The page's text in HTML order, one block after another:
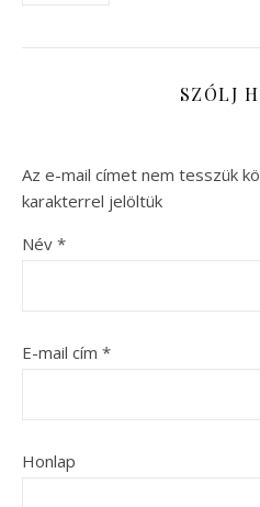
SZÓLJ
Az e-mail címet nem tesszük
karakterrel jelöltük
Név *
E-mail cím *
Honlap